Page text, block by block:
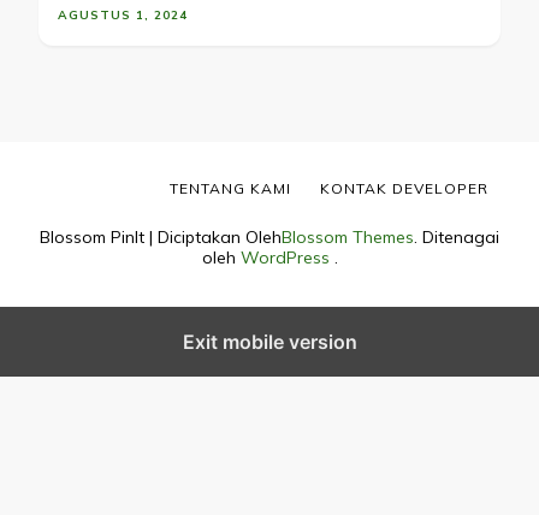
AGUSTUS 1, 2024
Blossom PinIt | Diciptakan OlehBlossom Themes. Ditenagai
oleh WordPress .
TENTANG KAMI KONTAK DEVELOPER
Exit mobile version